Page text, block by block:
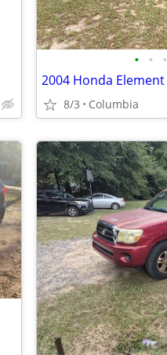
• • •
2004 Honda Element
8/3 Columbia